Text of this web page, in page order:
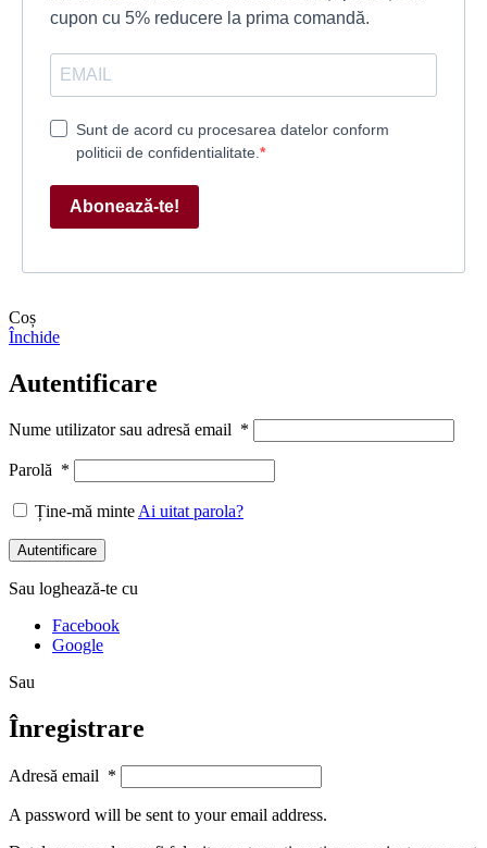
cupon cu 5% reducere la prima comandă.
Sunt de acord cu procesarea datelor conform
politicii de confidentialitate.
Abonează-te!
Coș
Închide
Autentificare
Nume utilizator sau adresă email *
Parolă *
Ține-mă minteAi uitat parola?
Autentificare
Sau loghează-te cu
Facebook
Google
Sau
Înregistrare
Adresă email *
A password will be sent to your email address.